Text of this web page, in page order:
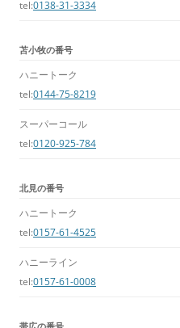
tel:0138-31-3334
苫小牧の番号
ハニートーク
tel:0144-75-8219
スーパーコール
tel:0120-925-784
北見の番号
ハニートーク
tel:0157-61-4525
ハニーライン
tel:0157-61-0008